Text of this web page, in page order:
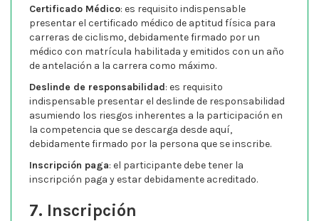
Certificado Médico: es requisito indispensable
presentar el certificado médico de aptitud física para
carreras de ciclismo, debidamente firmado por un
médico con matrícula habilitada y emitidos con un año
de antelación a la carrera como máximo.
Deslinde de responsabilidad: es requisito
indispensable presentar el deslinde de responsabilidad
asumiendo los riesgos inherentes a la participación en
la competencia que se descarga desde aquí,
debidamente firmado por la persona que se inscribe.
Inscripción paga: el participante debe tener la
inscripción paga y estar debidamente acreditado.
7. Inscripción